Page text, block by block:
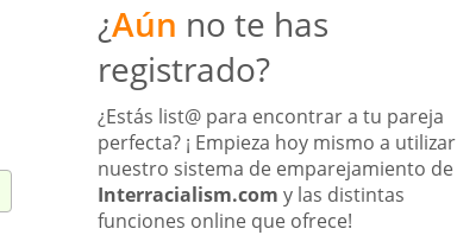
¿Aún no te has
registrado?
¿Estás list@ para encontrar a tu pareja
perfecta? ¡ Empieza hoy mismo a utilizar
nuestro sistema de emparejamiento de
Interracialism.com y las distintas
funciones online que ofrece!